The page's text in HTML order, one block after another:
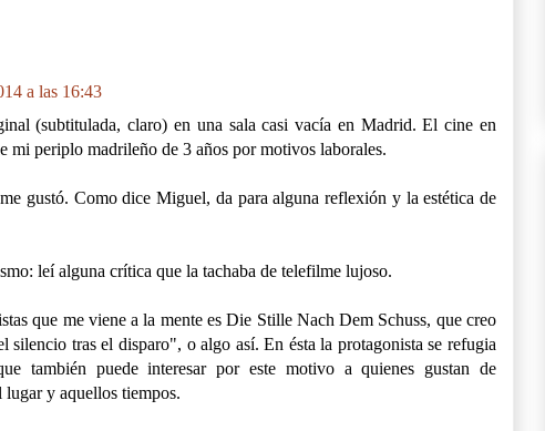
a las 16:43
(subtitulada, claro) en una sala casi vacía en Madrid. El cine en
mi periplo madrileño de 3 años por motivos laborales.
gustó. Como dice Miguel, da para alguna reflexión y la estética de
leí alguna crítica que la tachaba de telefilme lujoso.
que me viene a la mente es Die Stille Nach Dem Schuss, que creo
silencio tras el disparo", o algo así. En ésta la protagonista se refugia
también puede interesar por este motivo a quienes gustan de
lugar y aquellos tiempos.